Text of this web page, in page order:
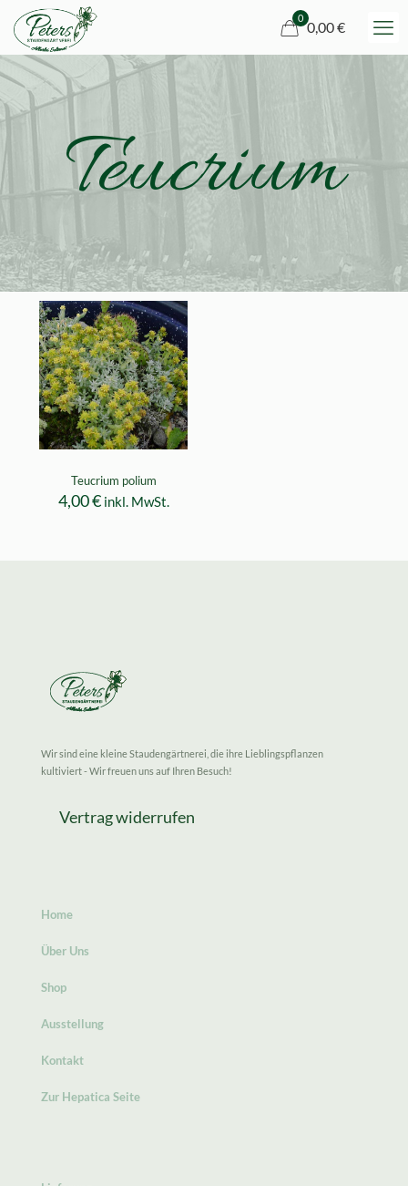
0
0,00 €
Teucrium
Teucrium polium
4,00€ inkl. MwSt.
Wir sind eine kleine Staudengärtnerei, die ihre Lieblingspflanzen
kultiviert - Wir freuen uns auf Ihren Besuch!
Vertrag widerrufen
Home
Über Uns
Shop
Ausstellung
Kontakt
Zur Hepatica Seite